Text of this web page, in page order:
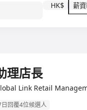
HK$
理店長
Link Retail
日回覆4位候選人